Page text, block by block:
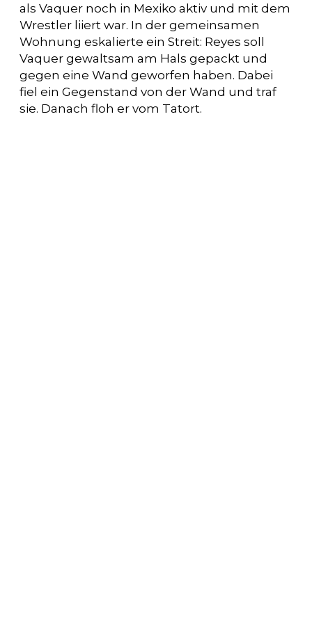
als Vaquer noch in Mexiko aktiv und mit dem
Wrestler liiert war. In der gemeinsamen
Wohnung eskalierte ein Streit: Reyes soll
Vaquer gewaltsam am Hals gepackt und
gegen eine Wand geworfen haben. Dabei
fiel ein Gegenstand von der Wand und traf
sie. Danach floh er vom Tatort.